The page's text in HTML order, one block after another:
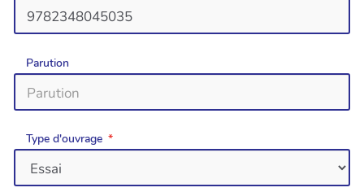
Parution
Type d'ouvrage